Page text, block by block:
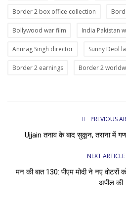
Border 2 box office collection
Bollywood war film India Pakistan
Anurag Singh director Sunny Deol
Border 2 earnings Border 2
PREVIOUS
Ujjain तनाव के बाद सुकून, तराना में
NEXT ARTICLE
मन की बात 130: पीएम मोदी ने नए वोटरों
अपील की